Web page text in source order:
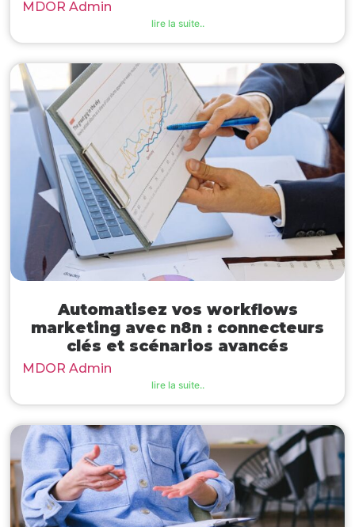
MDOR Admin
lire la suite..
Automatisez vos workflows
marketing avec n8n : connecteurs
clés et scénarios avancés
MDOR Admin
lire la suite..